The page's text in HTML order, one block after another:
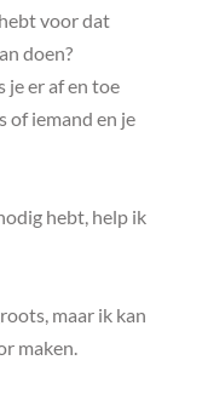
voor dat
doen?
je er af en toe
of iemand en je
hebt, help ik
maar ik kan
maken.